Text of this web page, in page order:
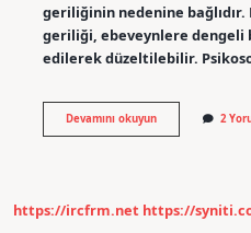
geriliğinin nedenine
geriliği, ebeveynlere dengeli
edilerek düzeltilebilir.
Devamını okuyunGelişim
Geriliğine
2
https://ircfrm.net https://